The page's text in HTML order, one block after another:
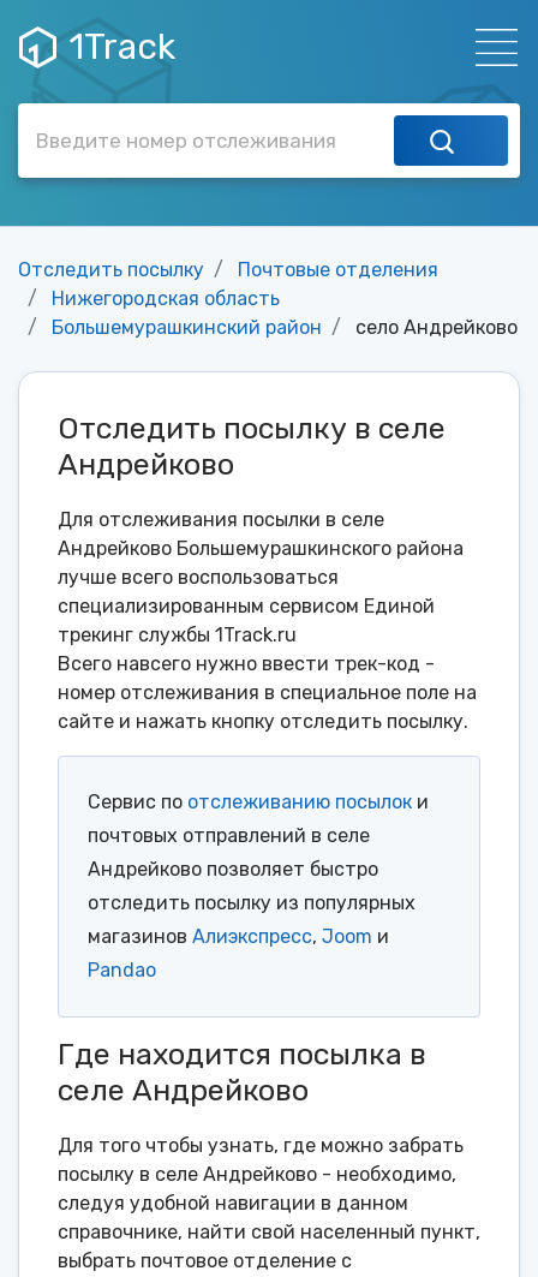
1Track
Отследить посылку
Почтовые отделения
Нижегородская область
Большемурашкинский район
село Андрейково
Отследить посылку в селе
Андрейково
Для отслеживания посылки в селе
Андрейково Большемурашкинского района
лучше всего воспользоваться
специализированным сервисом Единой
трекинг службы 1Track.ru
Всего навсего нужно ввести трек-код -
номер отслеживания в специальное поле на
сайте и нажать кнопку отследить посылку.
Сервис по отслеживанию посылок и
почтовых отправлений в селе
Андрейково позволяет быстро
отследить посылку из популярных
магазинов Алиэкспресс, Joom и
Pandao
Где находится посылка в
селе Андрейково
Для того чтобы узнать, где можно забрать
посылку в селе Андрейково - необходимо,
следуя удобной навигации в данном
справочнике, найти свой населенный пункт,
выбрать почтовое отделение с